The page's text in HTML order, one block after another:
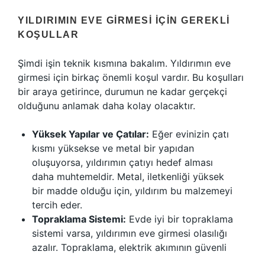
YILDIRIMIN EVE GIRMESI İÇIN GEREKLI
KOŞULLAR
Şimdi işin teknik kısmına bakalım. Yıldırımın eve
girmesi için birkaç önemli koşul vardır. Bu koşulları
bir araya getirince, durumun ne kadar gerçekçi
olduğunu anlamak daha kolay olacaktır.
Yüksek Yapılar ve Çatılar: Eğer evinizin çatı
kısmı yüksekse ve metal bir yapıdan
oluşuyorsa, yıldırımın çatıyı hedef alması
daha muhtemeldir. Metal, iletkenliği yüksek
bir madde olduğu için, yıldırım bu malzemeyi
tercih eder.
Topraklama Sistemi: Evde iyi bir topraklama
sistemi varsa, yıldırımın eve girmesi olasılığı
azalır. Topraklama, elektrik akımının güvenli